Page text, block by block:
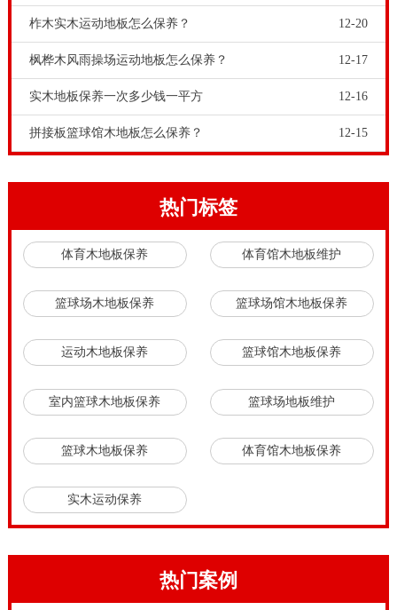
柞木实木运动地板怎么保养？ 12-20
枫桦木风雨操场运动地板怎么保养？ 12-17
实木地板保养一次多少钱一平方 12-16
拼接板篮球馆木地板怎么保养？ 12-15
热门标签
体育木地板保养 体育馆木地板维护
篮球场木地板保养 篮球场馆木地板保养
运动木地板保养 篮球馆木地板保养
室内篮球木地板保养 篮球场地板维护
篮球木地板保养 体育馆木地板保养
实木运动保养
热门案例